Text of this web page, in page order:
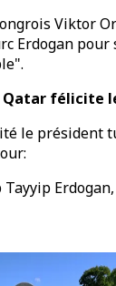
Viktor
Erdogan pour
Qatar félicite
le président